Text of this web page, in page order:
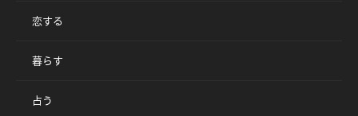
恋する
暮らす
占う